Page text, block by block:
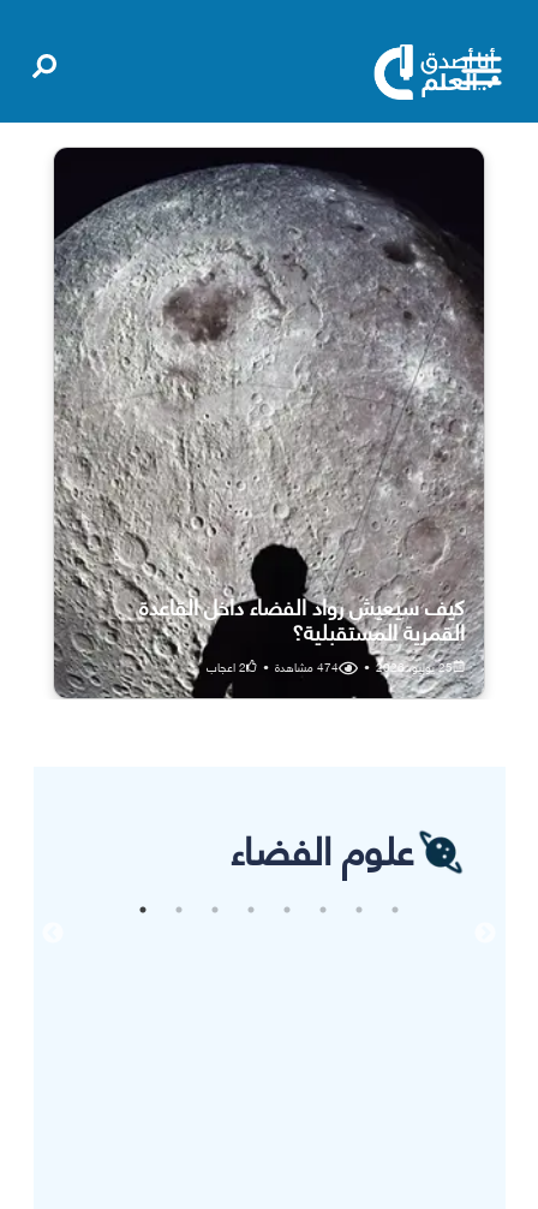
كيف سيعيش رواد الفضاء داخل القاعدة
القمرية المستقبلية؟
25 يوليو، 2026 •
474مشاهدة •
2اعجاب
علوم الفضاء